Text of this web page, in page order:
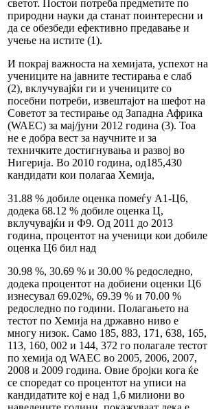
светот. Постои потреба предметите по
природни науки да станат поинтересни и
да се обезбеди ефективно предавање и
учење на истите (1).
И покрај важноста на хемијата, успехот на
учениците на јавните тестирања е слаб
(2), вклучувајќи ги и учениците со
посебни потреби, извештајот на шефот на
Советот за тестирање од Западна Африка
(WAEC) за мај/јуни 2012 година (3). Тоа
не е добра вест за научните и за
техничките достигнувања и развој во
Нигерија. Во 2010 година, од185,430
кандидати кои полагаа Хемија,
31.88 % добиле оценка помеѓу А1-Ц6,
додека 68.12 % добиле оценка Ц,
вклучувајќи и Ф9. Од 2011 до 2013
година, процентот на ученици кои добиле
оценка Ц6 бил над
30.98 %, 30.69 % и 30.00 % редоследно,
додека процентот на добиени оценки Ц6
изнесувал 69.02%, 69.39 % и 70.00 %
редоследно по години. Полагањето на
тестот по Хемија на државно ниво е
многу низок. Само 185, 883, 171, 638, 165,
113, 160, 002 и 144, 372 го полагале тестот
по хемија од WAEC во 2005, 2006, 2007,
2008 и 2009 година. Овие бројки кога ќе
се споредат со процентот на уписи на
кандидатите кој е над 1,6 милиони во